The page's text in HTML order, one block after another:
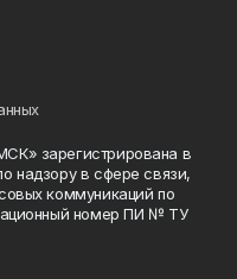
зарегистрирована в
надзору в сфере связи,
коммуникаций по
номер ПИ № ТУ